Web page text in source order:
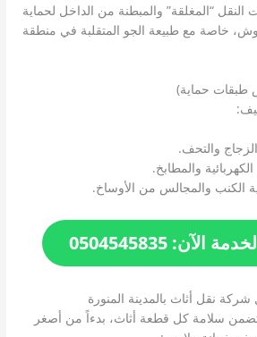
“المغلقة” والمبطنة من الداخل لحماية
خاصة مع طبيعة الجو المتقلبة في منطقة
والتحف.
والمطابخ.
الكنب والمجالس من الأوساخ.
0504545835
نقل أثاث بالمدينة المنورة
سلامة كل قطعة أثاث، بدءاً من أصغر